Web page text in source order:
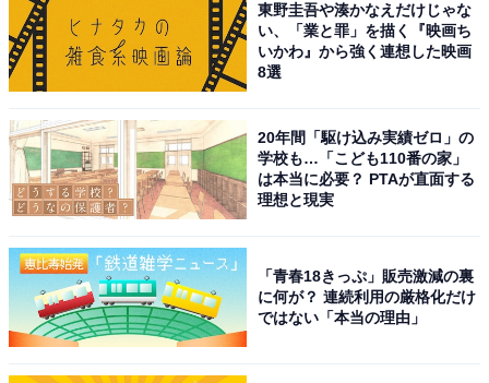
東野圭吾や湊かなえだけじゃな
い、「業と罪」を描く『映画ち
いかわ』から強く連想した映画
8選
20年間「駆け込み実績ゼロ」の
学校も…「こども110番の家」
は本当に必要？ PTAが直面する
理想と現実
「青春18きっぷ」販売激減の裏
に何が？ 連続利用の厳格化だけ
ではない「本当の理由」